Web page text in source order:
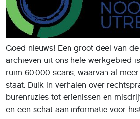
Goed nieuws! Een groot deel van
archieven uit ons hele werkgebied
ruim 60.000 scans, waarvan al
staat. Duik in verhalen over
burenruzies tot erfenissen en
en een schat aan informatie voor